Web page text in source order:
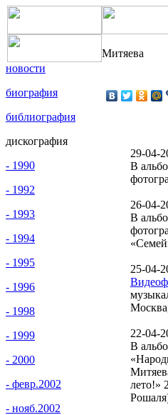
новости
биография
библиография
дискография
- 1990
- 1992
- 1993
- 1994
- 1995
- 1996
- 1998
- 1999
- 2000
- февр.2002
- нояб.2002
Митяева
29-04-
В
26-04-
В
25-04-
22-04-
В
лето!»